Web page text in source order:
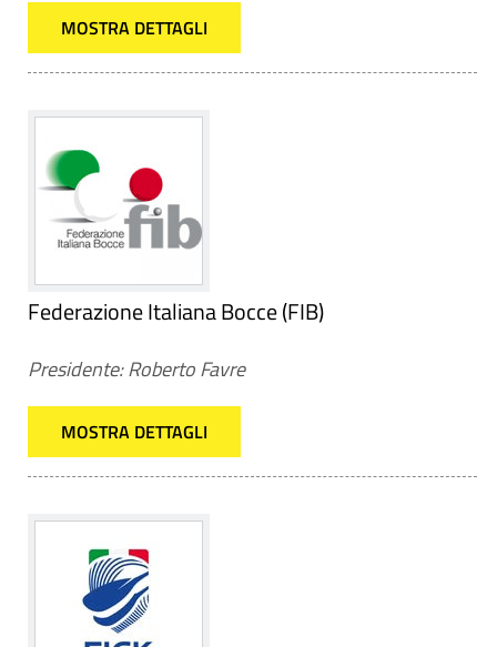
MOSTRA DETTAGLI
Federazione Italiana Bocce (FIB)
Presidente: Roberto Favre
MOSTRA DETTAGLI